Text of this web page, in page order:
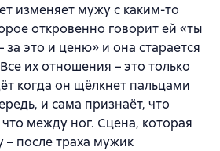
изменяет мужу с каким-то
откровенно говорит ей «ты
это и ценю» и она старается
их отношения – это только
когда он щёлкнет пальцами
и сама признаёт, что
между ног. Сцена, которая
– после траха мужик